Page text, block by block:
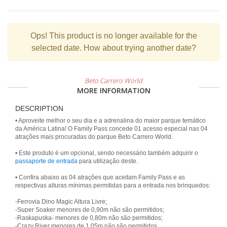
Ops! This product is no longer available for the
selected date. How about trying another date?
Beto Carrero World
MORE INFORMATION
DESCRIPTION
• Aproveite melhor o seu dia e a adrenalina do maior parque temático
da América Latina! O Family Pass concede 01 acesso especial nas 04
atrações mais procuradas do parque Beto Carrero World.
• Este produto é um opcional, sendo necessário também adquirir o
passaporte de entrada para utilização deste.
• Confira abaixo as 04 atrações que aceitam Family Pass e as
respectivas alturas mínimas permitidas para a entrada nos brinquedos:
-Ferrovia Dino Magic Altura Livre;
-Super Soaker menores de 0,90m não são permitidos;
-Raskapuska- menores de 0,80m não são permitidos;